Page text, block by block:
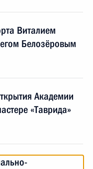
Виталием
Белозёровым
Академии
«Таврида»